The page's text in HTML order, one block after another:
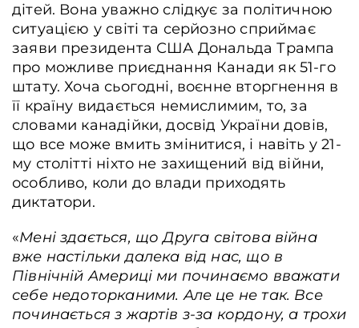
дітей. Вона уважно слідкує за політичною
ситуацією у світі та серйозно сприймає
заяви президента США Дональда Трампа
про можливе приєднання Канади як 51-го
штату. Хоча сьогодні, воєнне вторгнення в
її країну видається немислимим, то, за
словами канадійки, досвід України довів,
що все може вмить змінитися, і навіть у 21-
му столітті ніхто не захищений від війни,
особливо, коли до влади приходять
диктатори.
«Мені здається, що Друга світова війна
вже настільки далека від нас, що в
Північній Америці ми починаємо вважати
себе недоторканими. Але це не так. Все
починається з жартів з-за кордону, а трохи